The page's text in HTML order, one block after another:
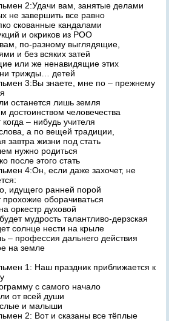
2:Удачи вам, занятые делами
не завершить все равно
скованные кандалами
и окриков из РОО
по-разному выглядящие,
и без всяких затей
или же ненавидящие этих
трижды… детей
3:Вы знаете, мне по – прежнему
останется лишь земля
достоинством человечества
когда – нибудь учителя
а по вещей традиции,
завтра жизни под стать
нужно родиться
после этого стать
4:Он, если даже захочет, не
идущего ранней порой
прохожие оборачиваться
оркестр духовой
мудрость талантливо-дерзская
солнце нести на крыле
– профессия дальнего действия
на земле
1: Наш праздник приближается к
с самого начало
от всей души
и малыши
2: Вот и сказаны все тёплые